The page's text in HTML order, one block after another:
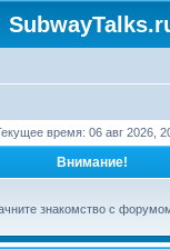
время: 06 авг 2026,
Внимание!
знакомство с форумом